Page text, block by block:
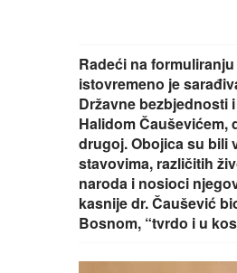
Radeći na
istovremeno je
Državne bezbjednosti
Halidom Čauševićem,
drugoj. Obojica su bili
stavovima, različitih
naroda i nosioci
kasnije dr. Čaušević
Bosnom, “tvrdo i u